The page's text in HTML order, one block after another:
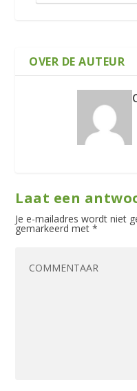
OVER DE AUTEUR
Laat een
Je e-mailadres wordt niet
gemarkeerd met*